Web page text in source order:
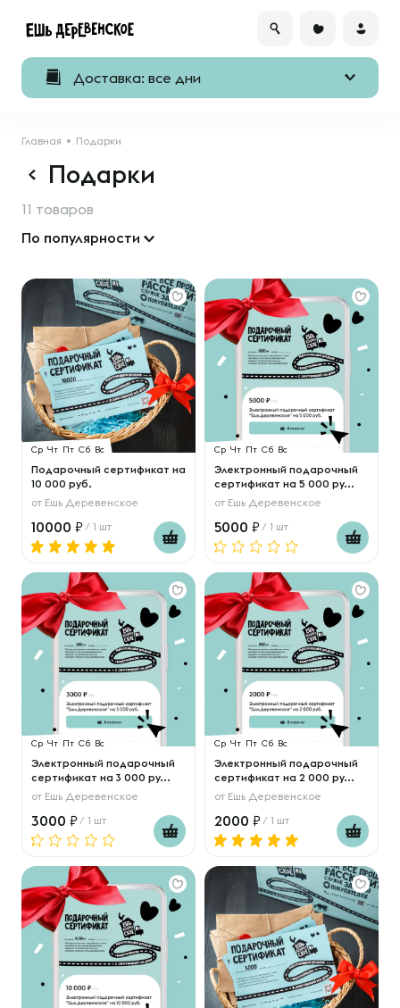
Доставка: все дни
Главная Подарки
Подарки
11 товаров
По популярности
Ср Чт Пт Сб Вс
Подарочный сертификат на
10 000 руб.
от Ешь Деревенское
10000 / 1 шт
Ср Чт Пт Сб Вс
Электронный подарочный
сертификат на 5 000 ру...
от Ешь Деревенское
5000 / 1 шт
Ср Чт Пт Сб Вс
Электронный подарочный
сертификат на 3 000 ру...
от Ешь Деревенское
3000 / 1 шт
Ср Чт Пт Сб Вс
Электронный подарочный
сертификат на 2 000 ру...
от Ешь Деревенское
2000 / 1 шт